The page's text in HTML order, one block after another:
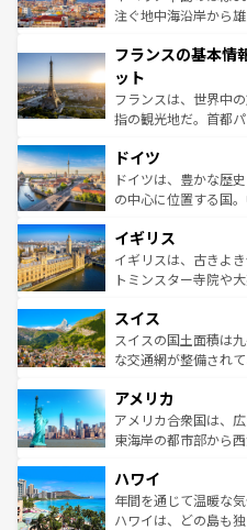
ピザやパスタなど、
ませてくれるイタリ
なお、新着のイタリア
しい。
注ぐ地中海沿岸から
文化が根付くこの国
れる闘牛、そして美
る。首都マドリード
アートに溢れた街角
せる。地方によって
ンテンツ一覧を参照
フランスの基本情
ット
フランスは、世界中
指の観光地だ。首都
で、幅広い魅力が詰
聖堂、美しいビーチ
から魅了する。また
いる。シャンパンの
香り高いラベンダー
らに、パリ以外の地
れる地方に足を運ぶ
きるだろう
を参照してほしい。
ドイツ
ドイツは、豊かな歴
の中心に位置する国
顔を持つこの国は、
ルリンの文化的活気
してライン川沿いの
は、お酒好きな人にはぜひ
ドイツ情報はコンテ
イギリス
イギリスは、古きよ
トミンスター寺院や
リアごとに異なる魅
ティー、ビール好き
戦など、本場だから
ンツ一覧を参照してほ
スイス
スイスの国土面積は
な交通網が整備され
の建物がそのまま残
博物館もあり、アル
ことができる。国民
ば市内交通費無料で観光
着のスイス情報はコ
アメリカ
アメリカ合衆国は、
東海岸の都市部から
のような巨大都市は
ンメントが詰まった
西部には大自然が広
ハワイ
年間を通じて温暖な
ハワイは、どの島も